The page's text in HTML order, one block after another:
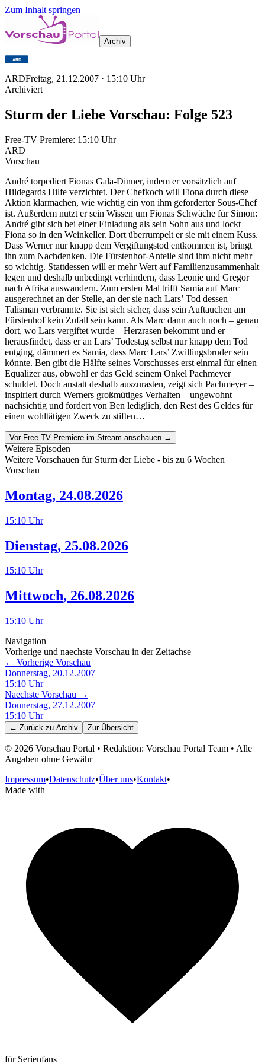
Zum Inhalt springen
Archiv
ARDFreitag, 21.12.2007 · 15:10 Uhr
Archiviert
Sturm der Liebe Vorschau: Folge 523
Free-TV Premiere: 15:10 Uhr
ARD
Vorschau
André torpediert Fionas Gala-Dinner, indem er vorsätzlich auf
Hildegards Hilfe verzichtet. Der Chefkoch will Fiona durch diese
Aktion klarmachen, wie wichtig ein von ihm geforderter Sous-Chef
ist. Außerdem nutzt er sein Wissen um Fionas Schwäche für Simon:
André gibt sich bei einer Einladung als sein Sohn aus und lockt
Fiona so in den Weinkeller. Dort überrumpelt er sie mit einem Kuss.
Dass Werner nur knapp dem Vergiftungstod entkommen ist, bringt
ihn zum Nachdenken. Die Fürstenhof-Anteile sind ihm nicht mehr
so wichtig. Stattdessen will er mehr Wert auf Familienzusammenhalt
legen und deshalb unbedingt verhindern, dass Leonie und Gregor
nach Afrika auswandern. Zum ersten Mal trifft Samia auf Marc –
ausgerechnet an der Stelle, an der sie nach Lars’ Tod dessen
Talisman verbrannte. Sie ist sich sicher, dass sein Auftauchen am
Fürstenhof kein Zufall sein kann. Als Marc dann auch noch – genau
dort, wo Lars vergiftet wurde – Herzrasen bekommt und er
herausfindet, dass er an Lars’ Todestag selbst nur knapp dem Tod
entging, dämmert es Samia, dass Marc Lars’ Zwillingsbruder sein
könnte. Ben gibt die Hälfte seines Vorschusses erst einmal für einen
Equalizer aus, obwohl er das Geld seinem Onkel Pachmeyer
schuldet. Doch anstatt deshalb auszurasten, zeigt sich Pachmeyer –
inspiriert durch Werners großmütiges Verhalten – ungewohnt
nachsichtig und fordert von Ben lediglich, den Rest des Geldes für
einen wohltätigen Zweck zu stiften…
Vor Free-TV Premiere im Stream anschauen →
Weitere Episoden
Weitere Vorschauen für Sturm der Liebe - bis zu 6 Wochen
Vorschau
Montag, 24.08.2026
15:10 Uhr
Dienstag, 25.08.2026
15:10 Uhr
Mittwoch, 26.08.2026
15:10 Uhr
Navigation
Vorherige und naechste Vorschau in der Zeitachse
← Vorherige Vorschau
Donnerstag, 20.12.2007
15:10 Uhr
Naechste Vorschau →
Donnerstag, 27.12.2007
15:10 Uhr
← Zurück zu Archiv Zur Übersicht
© 2026 Vorschau Portal • Redaktion: Vorschau Portal Team • Alle
Angaben ohne Gewähr
Impressum•Datenschutz•Über uns•Kontakt•
Made with
für Serienfans